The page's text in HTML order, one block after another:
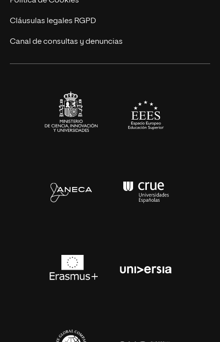
UNIR Revista
Eventos
Cláusulas legales RGPD
Canal de consultas y denuncias